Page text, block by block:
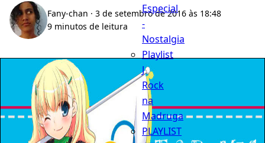
Especial
-
Nostalgia
Playlist
J
Rock
na
Madruga
PLAYLIST
Fany-chan · 3 de setembro de 2016 às 18:48
9 minutos de leitura